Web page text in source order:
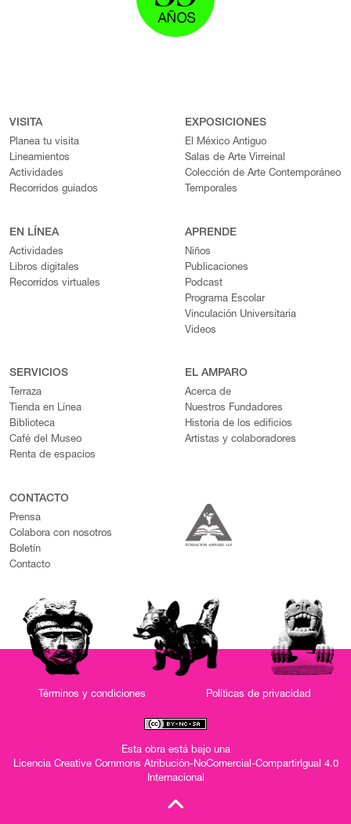
VISITA
Planea tu visita
Lineamientos
Actividades
Recorridos guiados
EXPOSICIONES
El México Antiguo
Salas de Arte Virreinal
Colección de Arte Contemporáneo
Temporales
EN LÍNEA
Actividades
Libros digitales
Recorridos virtuales
APRENDE
Niños
Publicaciones
Podcast
Programa Escolar
Vinculación Universitaria
Videos
SERVICIOS
Terraza
Tienda en Línea
Biblioteca
Café del Museo
Renta de espacios
EL AMPARO
Acerca de
Nuestros Fundadores
Historia de los edificios
Artistas y colaboradores
CONTACTO
Prensa
Colabora con nosotros
Boletín
Contacto
Términos y condiciones Políticas de privacidad
Esta obra está bajo una
Licencia Creative Commons Atribución-NoComercial-CompartirIgual 4.0
Internacional